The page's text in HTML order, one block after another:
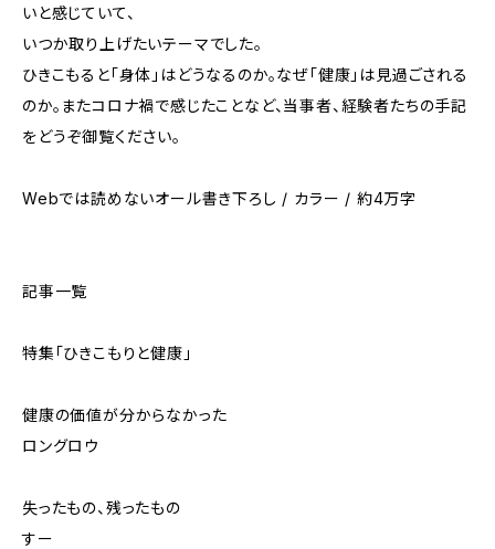
いと感じていて、
いつか取り上げたいテーマでした。
ひきこもると「身体」はどうなるのか。なぜ「健康」は見過ごされる
のか。またコロナ禍で感じたことなど、当事者、経験者たちの手記
をどうぞ御覧ください。
Webでは読めないオール書き下ろし / カラー / 約4万字
記事一覧
特集「ひきこもりと健康」
健康の価値が分からなかった
ロングロウ
失ったもの、残ったもの
すー